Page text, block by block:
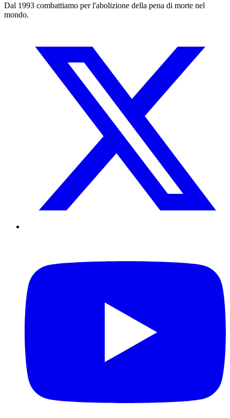
Dal 1993 combattiamo per l'abolizione della pena di morte nel
mondo.